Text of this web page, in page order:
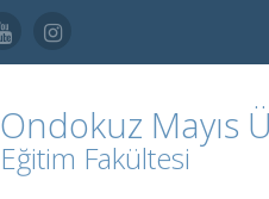
Ondokuz Mayıs
Eğitim Fakültesi